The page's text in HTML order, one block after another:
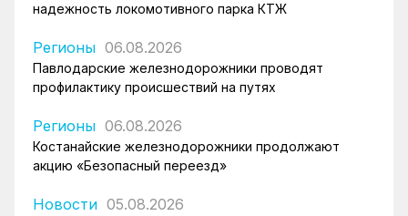
надежность локомотивного парка КТЖ
Регионы 06.08.2026
Павлодарские железнодорожники проводят
профилактику происшествий на путях
Регионы 06.08.2026
Костанайские железнодорожники продолжают
акцию «Безопасный переезд»
Новости 05.08.2026